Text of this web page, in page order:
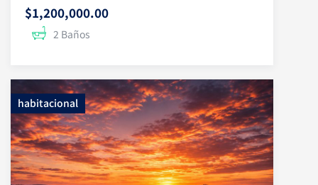
$1,200,000.00
2 Baños
habitacional